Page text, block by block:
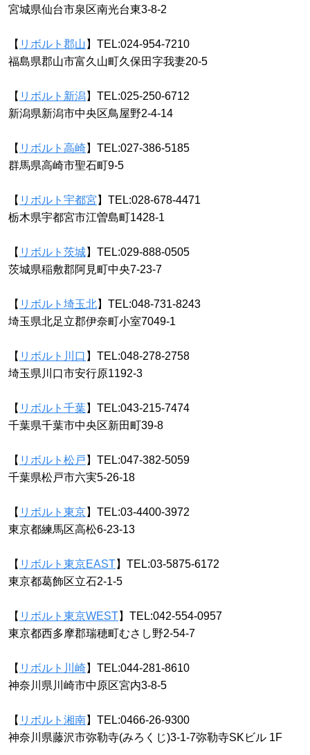
宮城県仙台市泉区南光台東3-8-2
【 リボルト郡山 】TEL:024-954-7210
福島県郡山市富久山町久保田字我妻20-5
【 リボルト新潟】TEL:025-250-6712
新潟県新潟市中央区鳥屋野2-4-14
【 リボルト高崎】TEL:027-386-5185
群馬県高崎市聖石町9-5
【 リボルト宇都宮 】TEL:028-678-4471
栃木県宇都宮市江曽島町1428-1
【 リボルト茨城】TEL:029-888-0505
茨城県稲敷郡阿見町中央7-23-7
【 リボルト埼玉北】TEL:048-731-8243
埼玉県北足立郡伊奈町小室7049-1
【 リボルト川口 】TEL:048-278-2758
埼玉県川口市安行原1192-3
【 リボルト千葉】TEL:043-215-7474
千葉県千葉市中央区新田町39-8
【 リボルト松戸 】TEL:047-382-5059
千葉県松戸市六実5-26-18
【 リボルト東京】TEL:03-4400-3972
東京都練馬区高松6-23-13
【 リボルト東京EAST】TEL:03-5875-6172
東京都葛飾区立石2-1-5
【 リボルト東京WEST】TEL:042-554-0957
東京都西多摩郡瑞穂町むさし野2-54-7
【 リボルト川崎】TEL:044-281-8610
神奈川県川崎市中原区宮内3-8-5
【 リボルト湘南】TEL:0466-26-9300
神奈川県藤沢市弥勒寺(みろくじ)3-1-7弥勒寺SKビル 1F